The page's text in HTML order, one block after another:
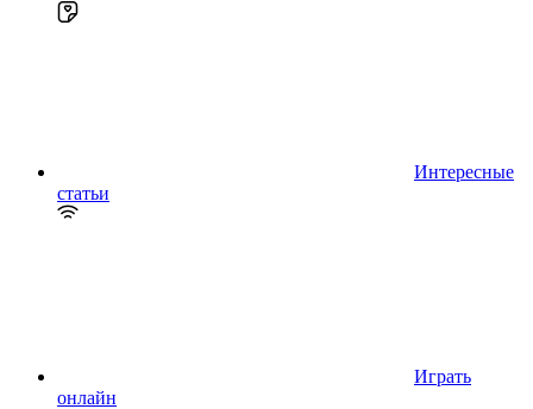
Интересные
статьи
Играть
онлайн